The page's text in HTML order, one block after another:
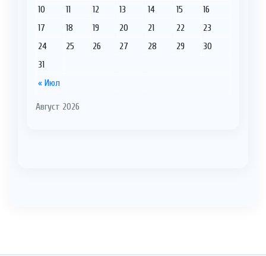
Август 2026
« Июл
10
11 12 13 14 15
16
17
18 19 20 21 22
23
24
25 26 27 28 29
30
31